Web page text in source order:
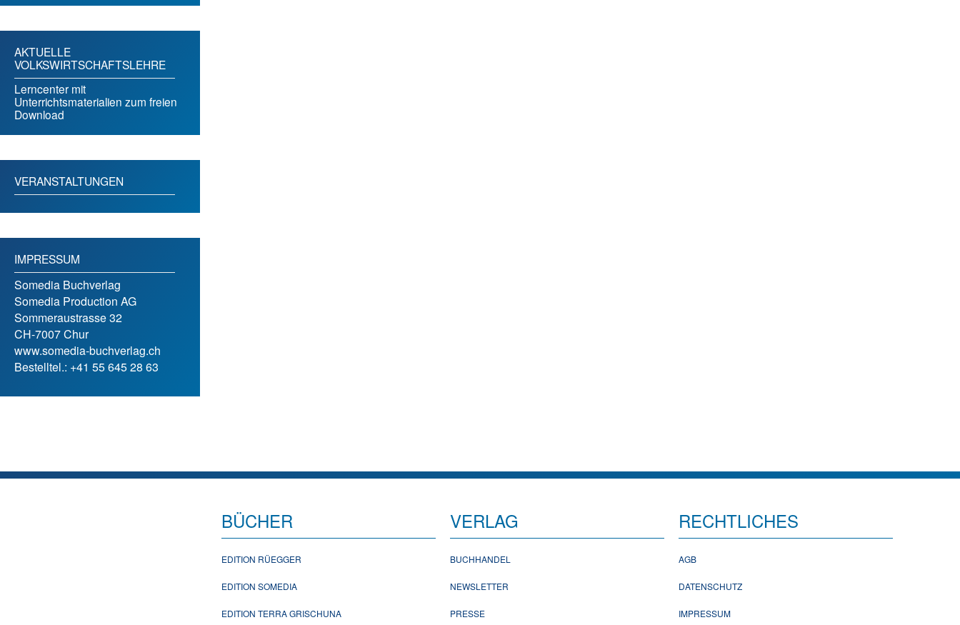
AKTUELLE
VOLKSWIRTSCHAFTSLEHRE
Lerncenter mit
Unterrichtsmaterialien zum freien
Download
VERANSTALTUNGEN
IMPRESSUM
Somedia Buchverlag
Somedia Production AG
Sommeraustrasse 32
CH-7007 Chur
www.somedia-buchverlag.ch
Bestelltel.: +41 55 645 28 63
BÜCHER
EDITION RÜEGGER
EDITION SOMEDIA
EDITION TERRA GRISCHUNA
VERLAG
BUCHHANDEL
NEWSLETTER
PRESSE
RECHTLICHES
AGB
DATENSCHUTZ
IMPRESSUM